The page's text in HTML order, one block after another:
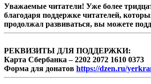
Уважаемые читатели! Уже более
благодаря поддержке читателей,
продолжал развиваться, вы можете
РЕКВИЗИТЫ ДЛЯ ПОДДЕРЖКИ:
Карта Сбербанка – 2202 2072 1610 0373
Форма для донатов https://dzen.ru/